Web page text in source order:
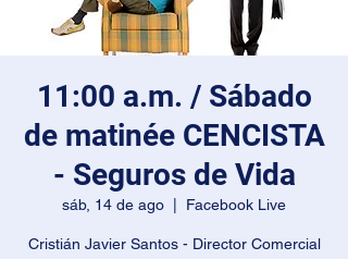
11:00 a.m. / Sábado
de matinée CENCISTA
- Seguros de Vida
sáb, 14 de ago Facebook Live
Cristián Javier Santos - Director Comercial